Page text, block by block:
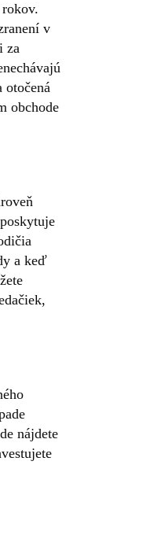
v
za
otočená
obchode
a keď
nájdete